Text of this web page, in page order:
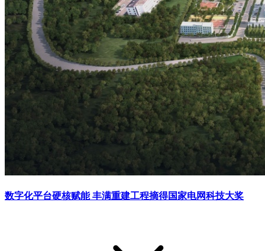
数字化平台硬核赋能 丰满重建工程摘得国家电网科技大奖